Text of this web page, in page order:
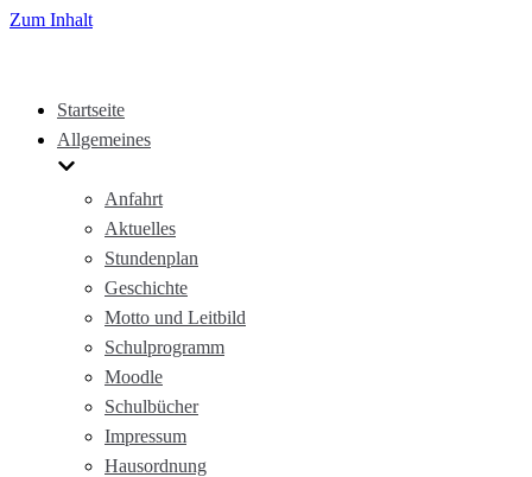
Zum Inhalt
Startseite
Allgemeines
Anfahrt
Aktuelles
Stundenplan
Geschichte
Motto und Leitbild
Schulprogramm
Moodle
Schulbücher
Impressum
Hausordnung